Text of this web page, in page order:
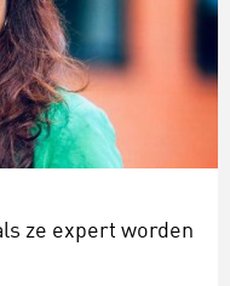
ze expert worden